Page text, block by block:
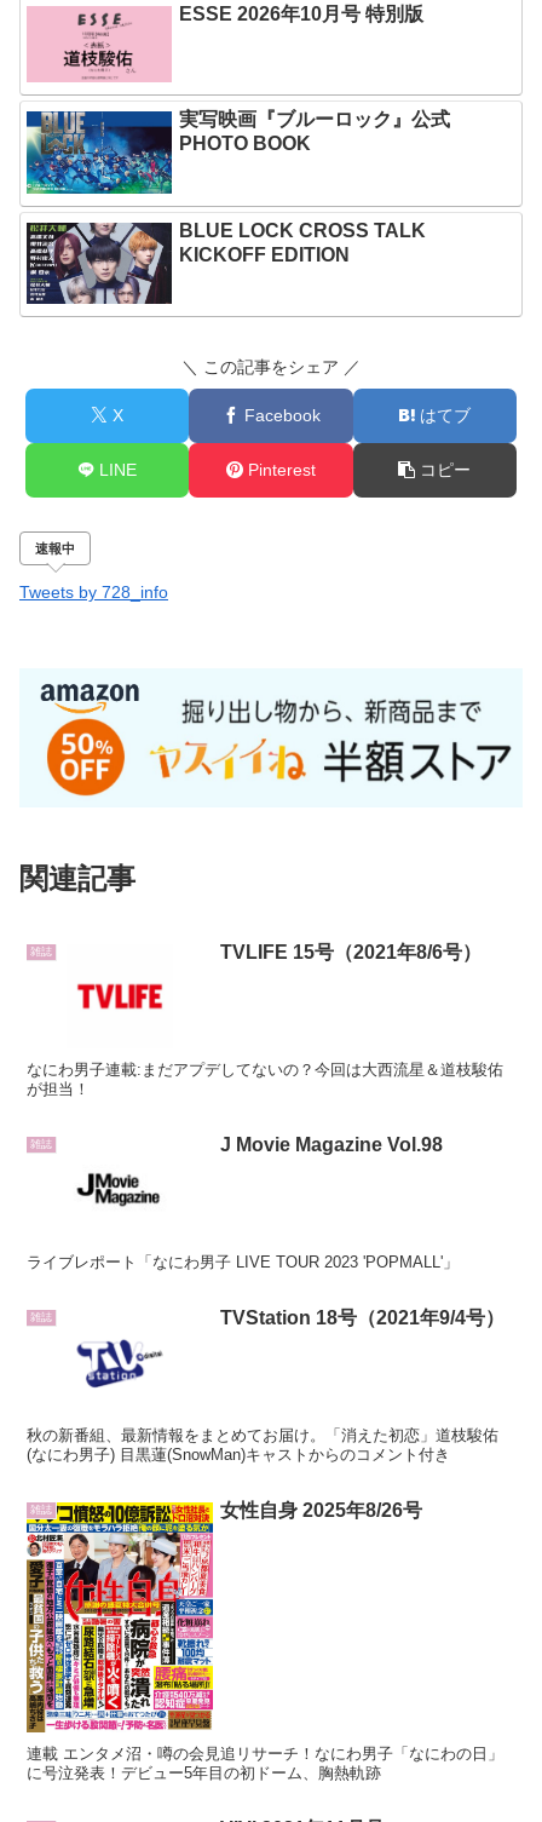
ESSE 2026年10月号 特別版
実写映画『ブルーロック』公式
PHOTO BOOK
BLUE LOCK CROSS TALK
KICKOFF EDITION
＼ この記事をシェア ／
X Facebook はてブ
LINE Pinterest コピー
速報中
Tweets by 728_info
関連記事
雑誌 TVLIFE 15号（2021年8/6号）
なにわ男子連載:まだアプデしてないの？今回は大西流星＆道枝駿佑
が担当！
雑誌 J Movie Magazine Vol.98
ライブレポート「なにわ男子 LIVE TOUR 2023 'POPMALL'」
雑誌 TVStation 18号（2021年9/4号）
秋の新番組、最新情報をまとめてお届け。「消えた初恋」道枝駿佑
(なにわ男子) 目黒蓮(SnowMan)キャストからのコメント付き
雑誌 女性自身 2025年8/26号
連載 エンタメ沼・噂の会見追リサーチ！なにわ男子「なにわの日」
に号泣発表！デビュー5年目の初ドーム、胸熱軌跡